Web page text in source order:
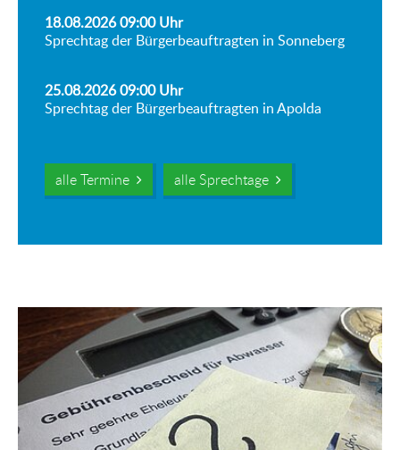
18.08.2026 09:00Uhr
Sprechtag der Bürgerbeauftragten in Sonneberg
25.08.2026 09:00Uhr
Sprechtag der Bürgerbeauftragten in Apolda
alle Termine alle Sprechtage